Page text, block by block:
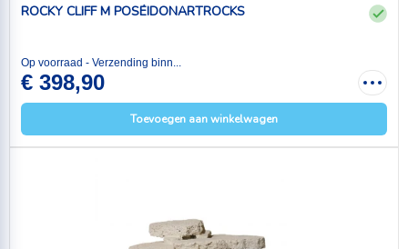
ROCKY CLIFF M POSÉIDONARTROCKS
Op voorraad - Verzending binn...
€ 398,90
Toevoegen aan winkelwagen